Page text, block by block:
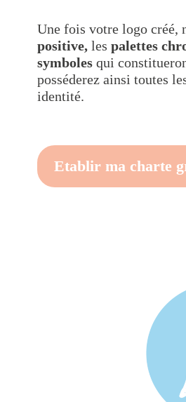
Une fois votre logo créé,
positive,les palettes
symbolesqui
posséderez ainsi toutes
identité.
Etablir ma charte